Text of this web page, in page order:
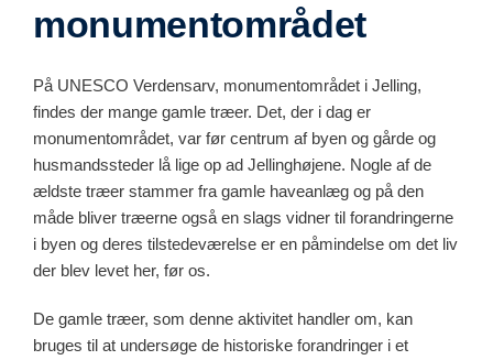
monumentområdet
På UNESCO Verdensarv, monumentområdet i Jelling,
findes der mange gamle træer. Det, der i dag er
monumentområdet, var før centrum af byen og gårde og
husmandssteder lå lige op ad Jellinghøjene. Nogle af de
ældste træer stammer fra gamle haveanlæg og på den
måde bliver træerne også en slags vidner til forandringerne
i byen og deres tilstedeværelse er en påmindelse om det liv
der blev levet her, før os.
De gamle træer, som denne aktivitet handler om, kan
bruges til at undersøge de historiske forandringer i et